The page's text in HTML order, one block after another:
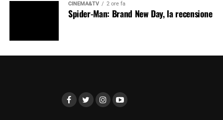
CINEMA&TV 2 ore fa
Spider-Man: Brand New Day, la recensione